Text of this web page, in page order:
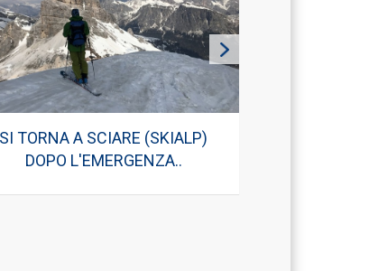
GRAN TOUR DI NATALE 2019